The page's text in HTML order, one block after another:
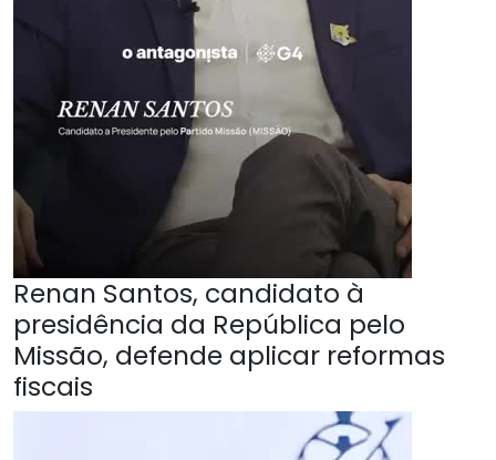
Renan Santos, candidato à
presidência da República pelo
Missão, defende aplicar reformas
fiscais